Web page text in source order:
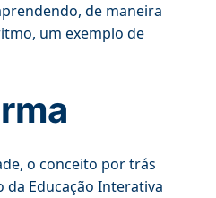
de maneira
um exemplo de
o conceito por trás
Educação Interativa